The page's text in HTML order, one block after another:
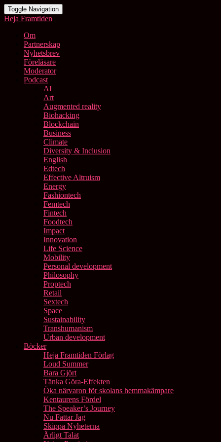
Toggle Navigation
Heja Framtiden
Om
Partnerskap
Nyhetsbrev
Föreläsare
Moderator
Podcast
AI
Art
Augmented reality
Biohacking
Blockchain
Business
Climate
Diversity & Inclusion
English
Edtech
Effective Altruism
Energy
Fashiontech
Femtech
Fintech
Foodtech
Impact
Innovation
Life Science
Mobility
Personal development
Philosophy
Proptech
Retail
Sextech
Space
Sustainability
Transhumanism
Urban development
Böcker
Heja Framtiden Förlag
Loud Summer
Bara Gjört
Tänka Göra-Effekten
Öka närvaron för skolans hemmakämpare
Kentaurens Fördel
The Speaker’s Journey
Nu Fattar Jag
Skippa Nyheterna
Ärligt Talat